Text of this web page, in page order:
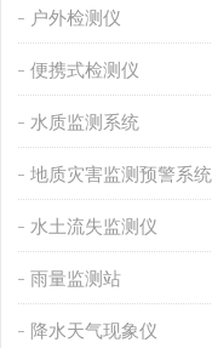
户外检测仪
便携式检测仪
水质监测系统
地质灾害监测预警系统
水土流失监测仪
雨量监测站
降水天气现象仪